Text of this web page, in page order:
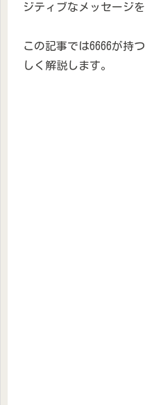
ジティブなメッセージを
この記事では6666が持
しく解説します。